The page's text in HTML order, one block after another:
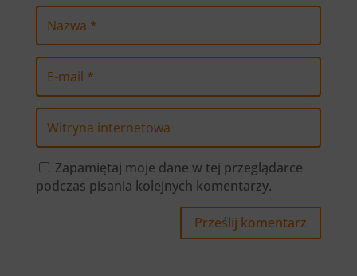
Zapamiętaj moje dane w tej przeglądarce
podczas pisania kolejnych komentarzy.
Prześlij komentarz